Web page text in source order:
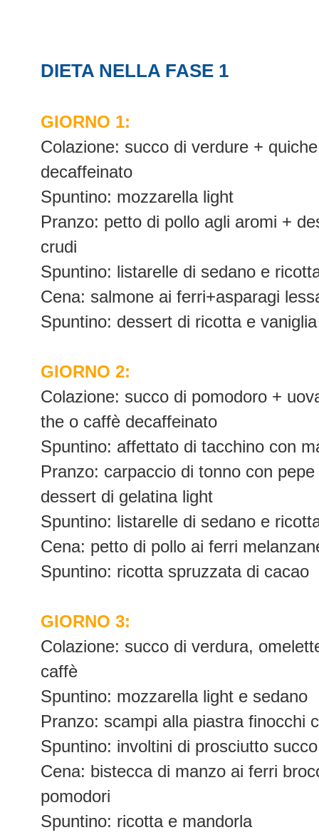
DIETA NELLA FASE 1
GIORNO 1:
Colazione: succo di verdure +
decaffeinato
Spuntino: mozzarella light
Pranzo: petto di pollo agli aromi +
crudi
Spuntino: listarelle di sedano e
Cena: salmone ai ferri+asparagi
Spuntino: dessert di ricotta e vaniglia
GIORNO 2:
Colazione: succo di pomodoro +
the o caffè decaffeinato
Spuntino: affettato di tacchino con
Pranzo: carpaccio di tonno con
dessert di gelatina light
Spuntino: listarelle di sedano e
Cena: petto di pollo ai ferri
Spuntino: ricotta spruzzata di cacao
GIORNO 3:
Colazione: succo di verdura,
caffè
Spuntino: mozzarella light e sedano
Pranzo: scampi alla piastra finocchi
Spuntino: involtini di prosciutto
Cena: bistecca di manzo ai ferri
pomodori
Spuntino: ricotta e mandorla